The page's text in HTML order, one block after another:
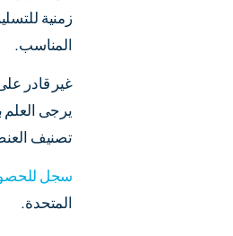
زمنية
المناسب.
غير قادر
يرجى العلم
تصنيف
سجل
المتحدة.